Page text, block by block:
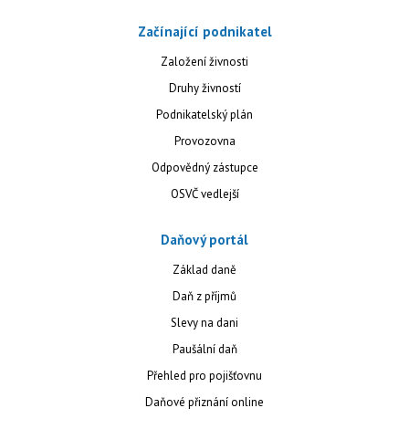
Začínající podnikatel
Založení živnosti
Druhy živností
Podnikatelský plán
Provozovna
Odpovědný zástupce
OSVČ vedlejší
Daňový portál
Základ daně
Daň z příjmů
Slevy na dani
Paušální daň
Přehled pro pojišťovnu
Daňové přiznání online